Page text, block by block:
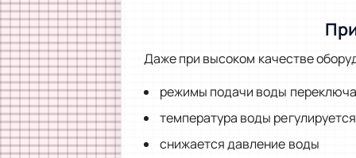
Даже при высоком качестве
режимы подачи воды
температура воды
снижается давление воды